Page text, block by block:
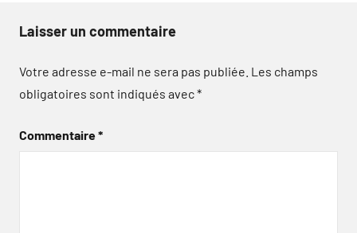
Laisser un commentaire
Votre adresse e-mail ne sera pas publiée. Les champs
obligatoires sont indiqués avec*
Commentaire*